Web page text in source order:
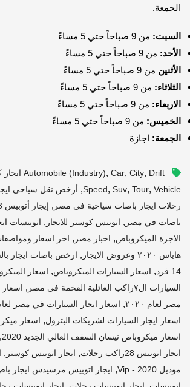
الجمعة.
السبت: من 9 صباحاً حتي 5 مساءً
الأحد: من 9 صباحاً حتي 5 مساءً
الأثنين من 9 صباحاً حتي 5 مساءً
الثلاثاء: من 9 صباحاً حتي 5 مساءً
الاربعاء: من 9 صباحاً حتي 5 مساءً
الخميس: من 9 صباحاً حتي 5 مساءً
الجمعة: اجازة
Automobile (industry), Car, City, Drift ايجار كوستر
Speed, Suv, Tour, Vehicle
, أرخص نقل سياحي
رحلات ايجار باصات سياحية فى مصر , إيجار أتوبيس 33راكب
باصات في مصر , اتوبيس كوستر للايجار , اتوبيسات
الاجرة الميكروباص, اخبار مصر , اخر اسعار
هاياس ٢٠٢٠ وعروض الايجار
,
14 فرد
, اسعار السيارات الميكروباص, اسعار
السيارات ال٧راكب العائلية الفخمة في مصر
, اسعار
مصر لعام ٢٠٢٠
, اسعار ايجار السيارات في مصر لعام ٢٠٢٠
اسعار ايجار السيارات لشريكات البترول, اسعار
اسعار ميكروباص نيسان السقف العالي الجديد 2020 ,
ايجار اتوبيس 28راكب رحلات , ايجار اتوبيس كوستر ,
موديل 2020 - Vip
, ايجار اتوبيس مرسيدس ايجار